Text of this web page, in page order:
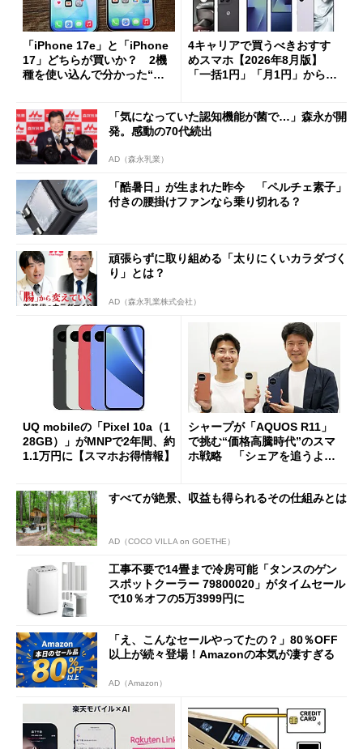
「iPhone 17e」と「iPhone
17」どちらが買いか？ 2機
種を使い込んで分かった“ス
4キャリアで買うべきおすす
めスマホ【2026年8月版】
「一括1円」「月1円」からお
「気になっていた認知機能が菌で…」森永が開
発。感動の70代続出
AD（森永乳業）
「酷暑日」が生まれた昨今 「ペルチェ素子」
付きの腰掛けファンなら乗り切れる？
頑張らずに取り組める「太りにくいカラダづく
り」とは？
AD（森永乳業株式会社）
UQ mobileの「Pixel 10a（1
28GB）」がMNPで2年間、約
1.1万円に【スマホお得情報】
シャープが「AQUOS R11」
で挑む“価格高騰時代”のスマ
ホ戦略 「シェアを追うより
すべてが絶景、収益も得られるその仕組みとは
AD（COCO VILLA on GOETHE）
工事不要で14畳まで冷房可能「タンスのゲン
スポットクーラー 79800020」がタイムセール
で10％オフの5万3999円に
「え、こんなセールやってたの？」80％OFF
以上が続々登場！Amazonの本気が凄すぎる
AD（Amazon）